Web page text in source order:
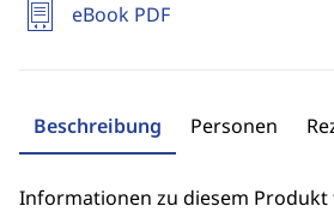
eBook PDF
Beschreibung Personen
Informationen zu diesem Produkt